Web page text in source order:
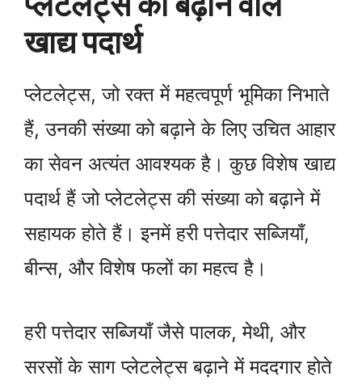
खाद्य पदार्थ
प्लेटलेट्स, जो रक्त में महत्वपूर्ण भूमिका निभाते
हैं, उनकी संख्या को बढ़ाने के लिए उचित आहार
का सेवन अत्यंत आवश्यक है। कुछ विशेष खाद्य
पदार्थ हैं जो प्लेटलेट्स की संख्या को बढ़ाने में
सहायक होते हैं। इनमें हरी पत्तेदार सब्जियाँ,
बीन्स, और विशेष फलों का महत्व है।
हरी पत्तेदार सब्जियाँ जैसे पालक, मेथी, और
सरसों के साग प्लेटलेट्स बढ़ाने में मददगार होते